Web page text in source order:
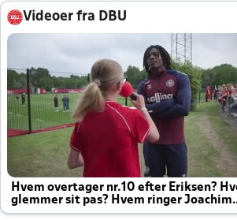
Videoer fra DBU
Hvem overtager nr.10 efter Eriksen?
glemmer sit pas? Hvem ringer Joachim
altid til efter kampe?